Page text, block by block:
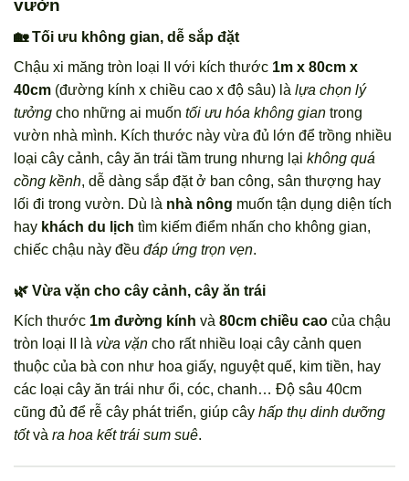
vườn
🏡 Tối ưu không gian, dễ sắp đặt
Chậu xi măng tròn loại II với kích thước 1m x 80cm x
40cm (đường kính x chiều cao x độ sâu) là lựa chọn lý
tưởng cho những ai muốn tối ưu hóa không gian trong
vườn nhà mình. Kích thước này vừa đủ lớn để trồng nhiều
loại cây cảnh, cây ăn trái tầm trung nhưng lại không quá
cồng kềnh, dễ dàng sắp đặt ở ban công, sân thượng hay
lối đi trong vườn. Dù là nhà nông muốn tận dụng diện tích
hay khách du lịch tìm kiếm điểm nhấn cho không gian,
chiếc chậu này đều đáp ứng trọn vẹn.
🌿 Vừa vặn cho cây cảnh, cây ăn trái
Kích thước 1m đường kính và 80cm chiều cao của chậu
tròn loại II là vừa vặn cho rất nhiều loại cây cảnh quen
thuộc của bà con như hoa giấy, nguyệt quế, kim tiền, hay
các loại cây ăn trái như ổi, cóc, chanh… Độ sâu 40cm
cũng đủ để rễ cây phát triển, giúp cây hấp thụ dinh dưỡng
tốtvà ra hoa kết trái sum suê.